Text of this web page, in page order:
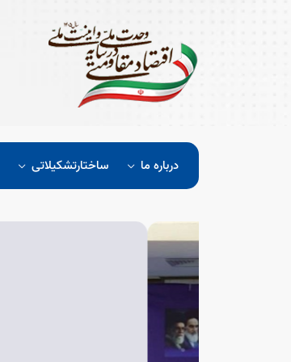
درباره ما ساختارتشکیلاتی